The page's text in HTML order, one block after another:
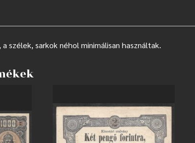
szélek, sarkok néhol minimálisan használtak.